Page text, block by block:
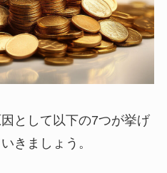
として以下の7つが挙げ
きましょう。